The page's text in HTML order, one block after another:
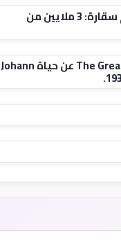
تكلفة إقامة فرح آدم عند هرم سقارة: 3 ملايين من
عرض مشهد من فيلم The Great Waltz عن حياة Johann